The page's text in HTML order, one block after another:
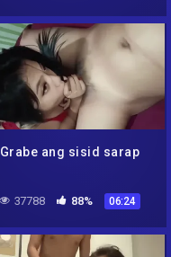
Grabe ang sisid sarap
37788 88% 06:24